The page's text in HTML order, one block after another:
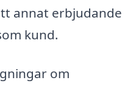
annat erbjudande
kund.
om